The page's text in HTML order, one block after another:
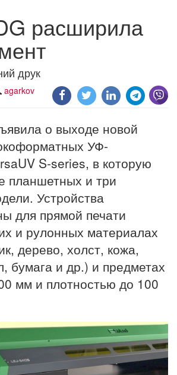
расширила
друк
agarkov
о выходе новой
УФ-
S-series, в которую
планшетных и три
Устройства
для прямой печати
и рулонных материалах
дерево, холст, кожа,
бумага и др.) и предметах
мм и плотностью до 100